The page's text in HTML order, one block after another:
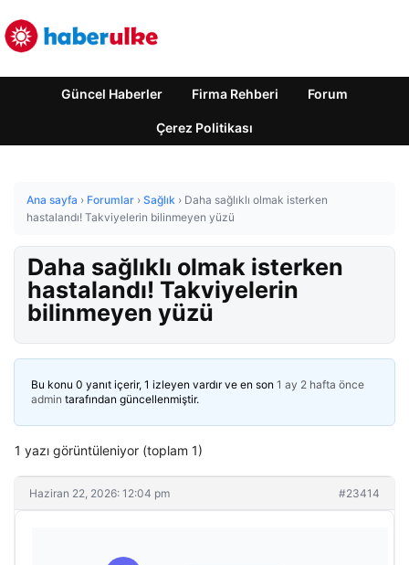
Güncel Haberler Firma Rehberi Forum
Çerez Politikası
Ana sayfa › Forumlar › Sağlık › Daha sağlıklı olmak isterken
hastalandı! Takviyelerin bilinmeyen yüzü
Daha sağlıklı olmak isterken
hastalandı! Takviyelerin
bilinmeyen yüzü
Bu konu 0 yanıt içerir, 1 izleyen vardır ve en son 1 ay 2 hafta önce
admin tarafından güncellenmiştir.
1 yazı görüntüleniyor (toplam 1)
Haziran 22, 2026: 12:04 pm #23414